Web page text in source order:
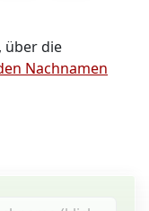
über die
Nachnamen